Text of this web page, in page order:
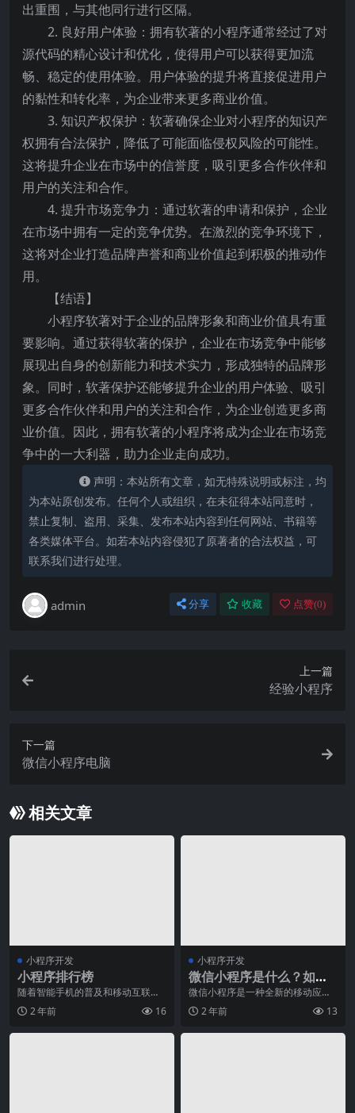
出重围，与其他同行进行区隔。
2. 良好用户体验：拥有软著的小程序通常经过了对
源代码的精心设计和优化，使得用户可以获得更加流
畅、稳定的使用体验。用户体验的提升将直接促进用户
的黏性和转化率，为企业带来更多商业价值。
3. 知识产权保护：软著确保企业对小程序的知识产
权拥有合法保护，降低了可能面临侵权风险的可能性。
这将提升企业在市场中的信誉度，吸引更多合作伙伴和
用户的关注和合作。
4. 提升市场竞争力：通过软著的申请和保护，企业
在市场中拥有一定的竞争优势。在激烈的竞争环境下，
这将对企业打造品牌声誉和商业价值起到积极的推动作
用。
【结语】
小程序软著对于企业的品牌形象和商业价值具有重
要影响。通过获得软著的保护，企业在市场竞争中能够
展现出自身的创新能力和技术实力，形成独特的品牌形
象。同时，软著保护还能够提升企业的用户体验、吸引
更多合作伙伴和用户的关注和合作，为企业创造更多商
业价值。因此，拥有软著的小程序将成为企业在市场竞
争中的一大利器，助力企业走向成功。
声明：本站所有文章，如无特殊说明或标注，均
为本站原创发布。任何个人或组织，在未征得本站同意时，
禁止复制、盗用、采集、发布本站内容到任何网站、书籍等
各类媒体平台。如若本站内容侵犯了原著者的合法权益，可
联系我们进行处理。
admin 分享 收藏 点赞(0)
上一篇
经验小程序
下一篇
微信小程序电脑
相关文章
小程序开发
小程序排行榜
随着智能手机的普及和移动互联网
的发展，小程序成为了一种重要的
移动应用形态。小程序
2 年前 16
小程序开发
微信小程序是什么？如何
使用它推广业务？
微信小程序是一种全新的移动应用
开发模式，它结合了APP的便捷性
和网页的高度可访问
2 年前 13